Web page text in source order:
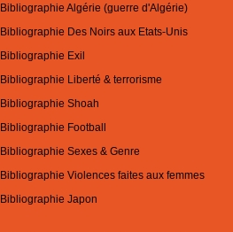
Bibliographie Algérie (guerre d'Algérie)
Bibliographie Des Noirs aux Etats-Unis
Bibliographie Exil
Bibliographie Liberté & terrorisme
Bibliographie Shoah
Bibliographie Football
Bibliographie Sexes & Genre
Bibliographie Violences faites aux femmes
Bibliographie Japon